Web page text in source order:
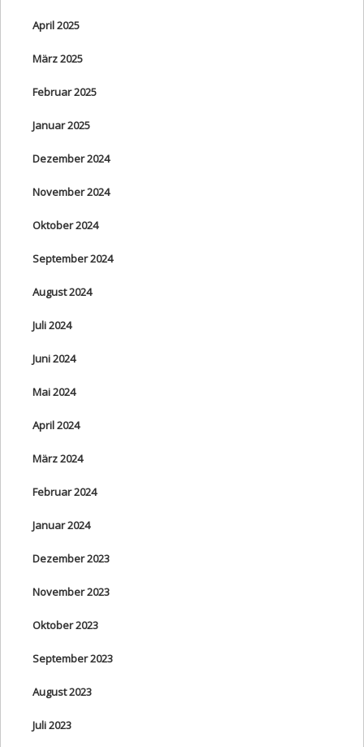
April 2025
März 2025
Februar 2025
Januar 2025
Dezember 2024
November 2024
Oktober 2024
September 2024
August 2024
Juli 2024
Juni 2024
Mai 2024
April 2024
März 2024
Februar 2024
Januar 2024
Dezember 2023
November 2023
Oktober 2023
September 2023
August 2023
Juli 2023